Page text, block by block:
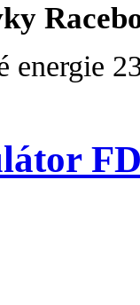
energie